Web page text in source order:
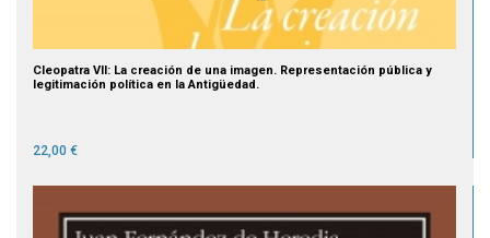
Cleopatra VII: La creación de una imagen. Representación pública y
legitimación política en la Antigüedad.
22,00 €